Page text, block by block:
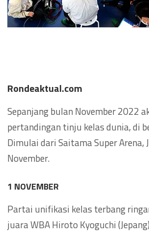
Rondeaktual.com
Sepanjang bulan November 2022
pertandingan tinju kelas dunia, di
Dimulai dari Saitama Super Arena,
November.
1 NOVEMBER
Partai unifikasi kelas terbang
juara WBA Hiroto Kyoguchi